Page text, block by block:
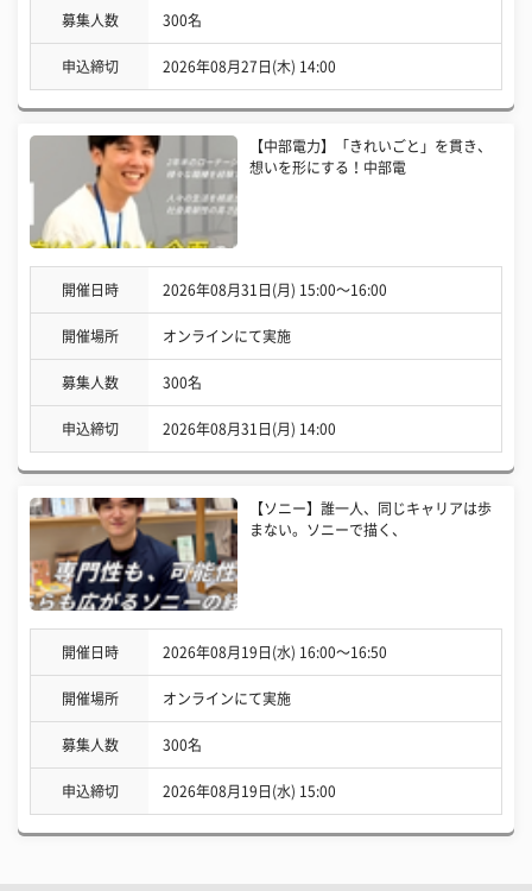
募集人数 300名
申込締切 2026年08月27日(木) 14:00
【中部電力】「きれいごと」を貫き、
想いを形にする！中部電
開催日時 2026年08月31日(月) 15:00〜16:00
開催場所 オンラインにて実施
募集人数 300名
申込締切 2026年08月31日(月) 14:00
【ソニー】誰一人、同じキャリアは歩
まない。ソニーで描く、
開催日時 2026年08月19日(水) 16:00〜16:50
開催場所 オンラインにて実施
募集人数 300名
申込締切 2026年08月19日(水) 15:00